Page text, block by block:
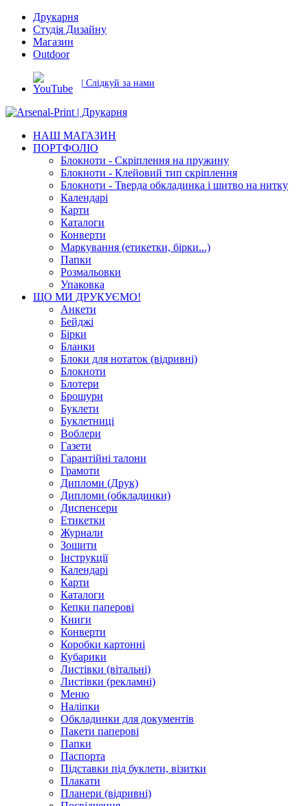
Друкарня
Студія Дизайну
Магазин
Outdoor
| Слідкуй за нами
НАШ МАГАЗИН
ПОРТФОЛІО
Блокноти - Скріплення на пружину
Блокноти - Клейовий тип скріплення
Блокноти - Тверда обкладинка і шитво на нитку
Календарі
Карти
Каталоги
Конверти
Маркування (етикетки, бірки...)
Папки
Розмальовки
Упаковка
ЩО МИ ДРУКУЄМО!
Анкети
Бейджі
Бірки
Бланки
Блоки для нотаток (відривні)
Блокноти
Блотери
Брошури
Буклети
Буклетниці
Воблери
Газети
Гарантійні талони
Грамоти
Дипломи (Друк)
Дипломи (обкладинки)
Диспенсери
Етикетки
Журнали
Зошити
Інструкції
Календарі
Карти
Каталоги
Кепки паперові
Книги
Конверти
Коробки картонні
Кубарики
Листівки (вітальні)
Листівки (рекламні)
Меню
Наліпки
Обкладинки для документів
Пакети паперові
Папки
Паспорта
Підставки під буклети, візитки
Плакати
Планери (відривні)